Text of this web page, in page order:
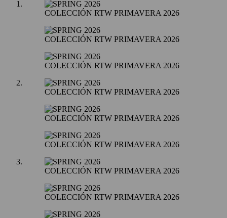
COLECCIÓN RTW PRIMAVERA 2026
COLECCIÓN RTW PRIMAVERA 2026
COLECCIÓN RTW PRIMAVERA 2026
COLECCIÓN RTW PRIMAVERA 2026
COLECCIÓN RTW PRIMAVERA 2026
COLECCIÓN RTW PRIMAVERA 2026
COLECCIÓN RTW PRIMAVERA 2026
COLECCIÓN RTW PRIMAVERA 2026